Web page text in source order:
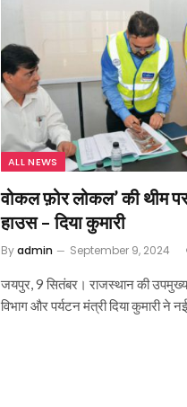
ALL NEWS
वोकल फ़ोर लोकल’ की थीम
हाउस – दिया कुमारी
Byadmin September 9, 2024
जयपुर, 9 सितंबर। राजस्थान की
विभाग और पर्यटन मंत्री दिया कुमारी ने